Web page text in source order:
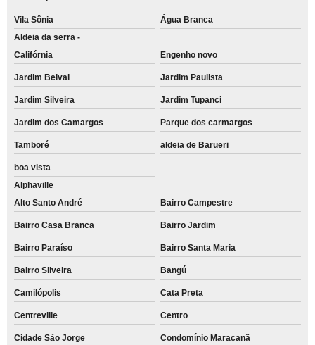
Vila Sônia
Água Branca
Aldeia da serra -
Califórnia
Engenho novo
Jardim Belval Jardim Paulista
Jardim Silveira Jardim Tupanci
Jardim dos Camargos Parque dos carmargos
Tamboré aldeia de Barueri
boa vista
Alphaville
Alto Santo André
Bairro Campestre
Bairro Casa Branca Bairro Jardim
Bairro Paraíso Bairro Santa Maria
Bairro Silveira Bangú
Camilópolis Cata Preta
Centreville Centro
Cidade São Jorge Condomínio Maracanã